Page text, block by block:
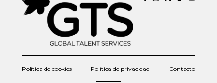
Política de cookies Política de privacidad Contacto